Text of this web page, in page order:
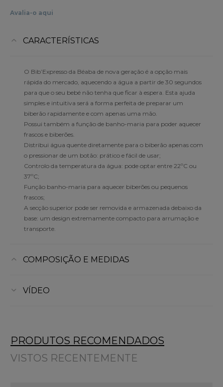
Avalia-o aqui
CARACTERÍSTICAS
O Bib’Expresso da Béaba de nova geração é a opção mais
rápida do mercado, aquecendo a água a partir de 30 segundos
para que o seu bebé não tenha que ficar à espera. Esta ajuda
simples e intuitiva será a forma perfeita de preparar um
biberão rapidamente e com apenas uma mão.
Possui também a função de banho-maria para poder aquecer
frascos e biberões.
Distribui água quente diretamente para o biberão apenas com
o pressionar de um botão: prático e fácil de usar;
Controlo da temperatura da água: pode optar entre 22ºC ou
37ºC;
Função banho-maria para aquecer biberões ou pequenos
frascos;
A secção superior pode ser removida e armazenada debaixo da
base: um design extremamente compacto para arrumação e
transporte.
COMPOSIÇÃO E MEDIDAS
VÍDEO
PRODUTOS RECOMENDADOS
VISTOS RECENTEMENTE